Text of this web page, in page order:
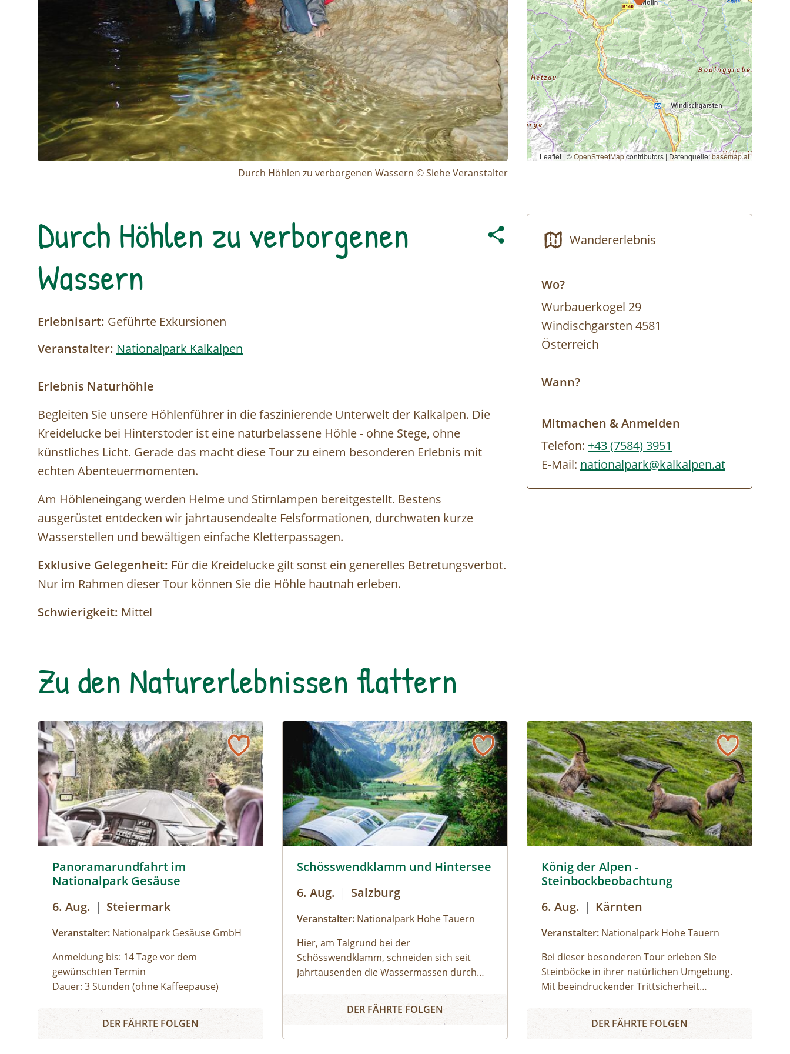
Durch Höhlen zu verborgenen Wassern © Siehe Veranstalter
Leaflet | ©OpenStreetMapcontributors | Datenquelle:basemap.at
Durch Höhlen zu verborgenen
Wassern
Erlebnisart: Geführte Exkursionen
Veranstalter: Nationalpark Kalkalpen
Erlebnis Naturhöhle
Begleiten Sie unsere Höhlenführer in die faszinierende Unterwelt der Kalkalpen. Die
Kreidelucke bei Hinterstoder ist eine naturbelassene Höhle - ohne Stege, ohne
künstliches Licht. Gerade das macht diese Tour zu einem besonderen Erlebnis mit
echten Abenteuermomenten.
Am Höhleneingang werden Helme und Stirnlampen bereitgestellt. Bestens
ausgerüstet entdecken wir jahrtausendealte Felsformationen, durchwaten kurze
Wasserstellen und bewältigen einfache Kletterpassagen.
Exklusive Gelegenheit: Für die Kreidelucke gilt sonst ein generelles Betretungsverbot.
Nur im Rahmen dieser Tour können Sie die Höhle hautnah erleben.
Schwierigkeit: Mittel
Wandererlebnis
Wo?
Wurbauerkogel 29
Windischgarsten 4581
Österreich
Wann?
Mitmachen & Anmelden
Telefon: +43 (7584) 3951
E-Mail: nationalpark@kalkalpen.at
Zu den Naturerlebnissen flattern
Panoramarundfahrt im
Nationalpark Gesäuse
6. Aug. | Steiermark
Veranstalter: Nationalpark Gesäuse GmbH
Anmeldung bis: 14 Tage vor dem
gewünschten Termin
Dauer: 3 Stunden (ohne Kaffeepause)
Gesäuse mit Nationalpark Ranger:in – wilde
Natur und besondere Orte.
Panoramarundfahrt im Nationalpark Gesäuse
DER FÄHRTE FOLGEN
Schösswendklamm und Hintersee
6. Aug. | Salzburg
Veranstalter: Nationalpark Hohe Tauern
Hier, am Talgrund bei der
Schösswendklamm, schneiden sich seit
Jahrtausenden die Wassermassen durch
sehenswerte Erosionsformen, Kolke und
kleine Wasserfälle entstanden. Der Klamm
Schösswendklamm und Hintersee
DER FÄHRTE FOLGEN
König der Alpen -
Steinbockbeobachtung
6. Aug. | Kärnten
Veranstalter: Nationalpark Hohe Tauern
Bei dieser besonderen Tour erleben Sie
Steinböcke in ihrer natürlichen Umgebung.
Mit beeindruckender Trittsicherheit
atemberaubende Sprünge und liefern sich
spannende Kämpfe auf schmalen Graten.
König der Alpen - Steinbockbeobachtung
DER FÄHRTE FOLGEN